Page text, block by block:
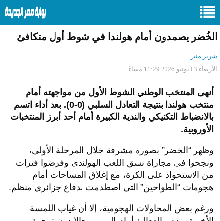
الخُضر يصمدون أمام هولندا في شوط أول متكافئ
شرير منير
الأربعاء 03 يونيو 2026 11:29 مساءً
أنهى المنتخب الوطني الشوط الأول من مواجهته أمام
منتخب هولندا بنتيجة التعادل السلبي (0-0). بعد أداء اتسم
بالانضباط التكتيكي والندية الكبيرة أمام أحد أبرز المنتخبات
الأوروبية.
وظهر “الخضر” بصورة مشرفة خلال المرحلة الأولى،
ونجحوا في مجاراة نسق اللعب الهولندي وفرضوا فترات
من الاستحواذ على الكرة، مع إغلاق المساحات أمام
هجومات “الطواحين” التي اصطدمت بدفاع جزائري منظم.
ورغم بعض المحاولات الهجومية، إلا أن غياب اللمسة